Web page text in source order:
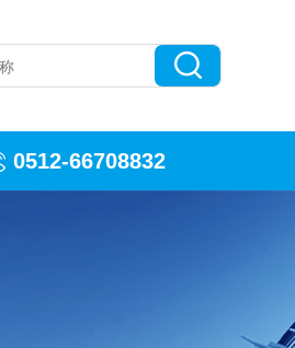
0512-66708832